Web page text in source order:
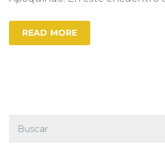
READ MORE